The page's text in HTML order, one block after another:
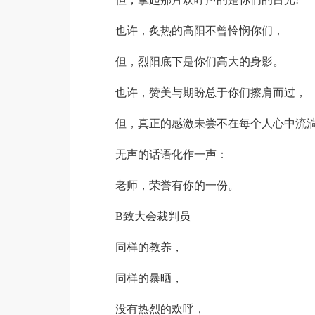
也许，炙热的高阳不曾怜悯你们，
但，烈阳底下是你们高大的身影。
也许，赞美与期盼总于你们擦肩而过，
但，真正的感激未尝不在每个人心中流
无声的话语化作一声：
老师，荣誉有你的一份。
B致大会裁判员
同样的教养，
同样的暴晒，
没有热烈的欢呼，